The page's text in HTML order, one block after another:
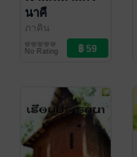
นาคี
ภาคิน
นิยายแฟนตาซี
No Rating